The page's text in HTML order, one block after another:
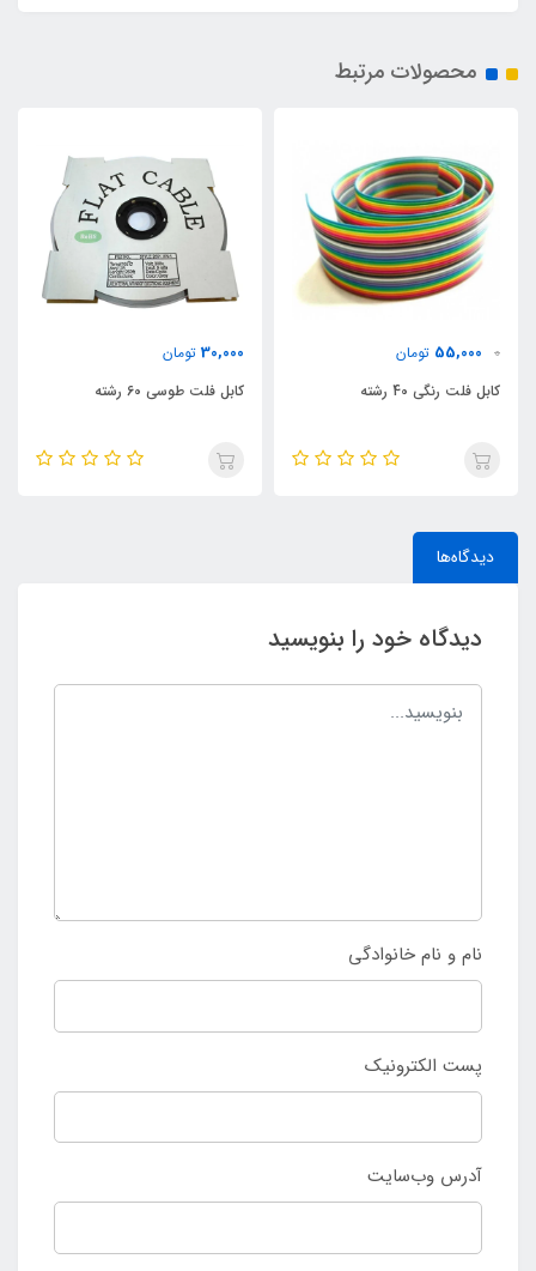
محصولات مرتبط
0
55,000 تومان
کابل فلت رنگی 40 رشته
30,000 تومان
کابل فلت طوسی 60 رشته
دیدگاه‌ها
دیدگاه خود را بنویسید
نام و نام خانوادگی
پست الکترونیک
آدرس وب‌سایت